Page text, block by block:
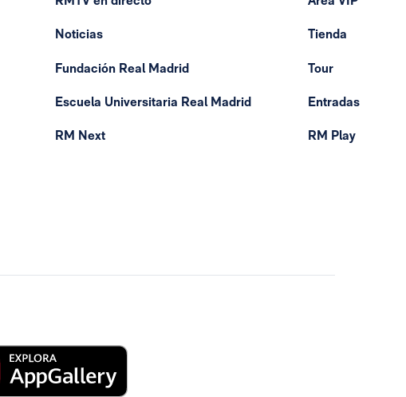
Noticias
Fundación Real Madrid
Escuela Universitaria Real Madrid
RM Next
Tienda
Tour
Entradas
RM Play